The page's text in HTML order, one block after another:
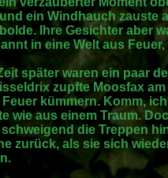
ein Windhauch zauste
Ihre Gesichter aber
in eine Welt aus
später waren ein paar
zupfte Moosfax
kümmern. Komm,
wie aus einem Traum.
schweigend die Treppen
zurück, als sie sich